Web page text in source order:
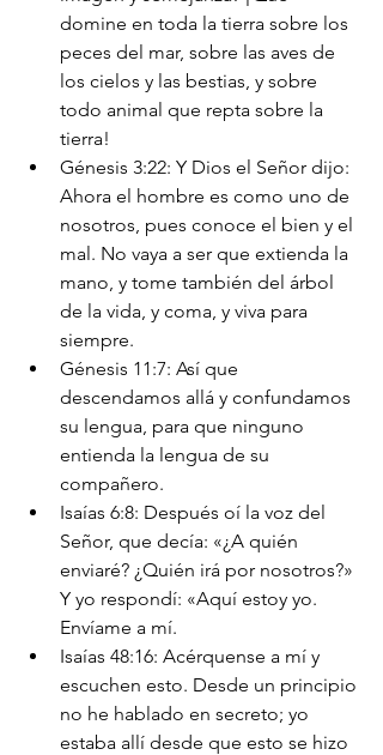
domine en toda la tierra sobre los
peces del mar, sobre las aves de
los cielos y las bestias, y sobre
todo animal que repta sobre la
tierra!
Génesis 3:22: Y Dios el Señor dijo:
Ahora el hombre es como uno de
nosotros, pues conoce el bien y el
mal. No vaya a ser que extienda la
mano, y tome también del árbol
de la vida, y coma, y viva para
siempre.
Génesis 11:7: Así que
descendamos allá y confundamos
su lengua, para que ninguno
entienda la lengua de su
compañero.
Isaías 6:8: Después oí la voz del
Señor, que decía: «¿A quién
enviaré? ¿Quién irá por nosotros?»
Y yo respondí: «Aquí estoy yo.
Envíame a mí.
Isaías 48:16: Acérquense a mí y
escuchen esto. Desde un principio
no he hablado en secreto; yo
estaba allí desde que esto se hizo